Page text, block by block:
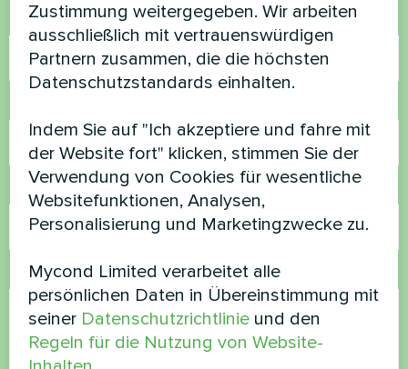
Name
E-Mail
Kommentar
Zustimmung weitergegeben. Wir arbeiten
ausschließlich mit vertrauenswürdigen
Partnern zusammen, die die höchsten
Datenschutzstandards einhalten.
Indem Sie auf "Ich akzeptiere und fahre mit
der Website fort" klicken, stimmen Sie der
Verwendung von Cookies für wesentliche
Websitefunktionen, Analysen,
Personalisierung und Marketingzwecke zu.
Mycond Limited verarbeitet alle
persönlichen Daten in Übereinstimmung mit
seiner Datenschutzrichtlinie und den
Regeln für die Nutzung von Website-